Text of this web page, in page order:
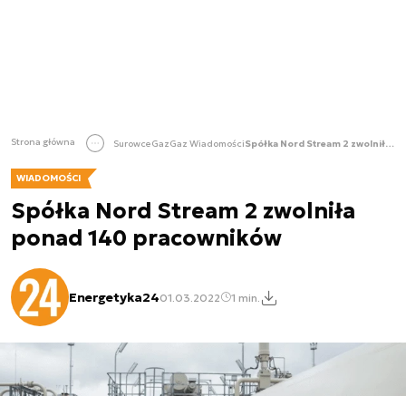
Strona główna SurowceGazGaz Wiadomości Spółka Nord Stream 2 zwolniła ponad 140 pracowników
WIADOMOŚCI
Spółka Nord Stream 2 zwolniła
ponad 140 pracowników
Energetyka2401.03.2022 1 min.